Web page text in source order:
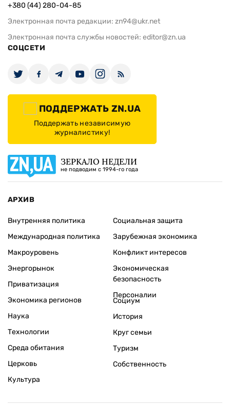
+380 (44) 280-04-85
Электронная почта редакции: zn94@ukr.net
Электронная почта службы новостей: editor@zn.ua
СОЦСЕТИ
ПОДДЕРЖАТЬ ZN.UA
Поддержать независимую
журналистику!
ЗЕРКАЛО НЕДЕЛИ
не подводим с 1994-го года
АРХИВ
Внутренняя политика
Международная политика
Макроуровень
Энергорынок
Приватизация
Экономика регионов
Социальная защита
Зарубежная экономика
Конфликт интересов
Экономическая
безопасность
Персоналии
Наука
Технологии
Среда обитания
Церковь
Культура
Социум
История
Круг семьи
Туризм
Собственность